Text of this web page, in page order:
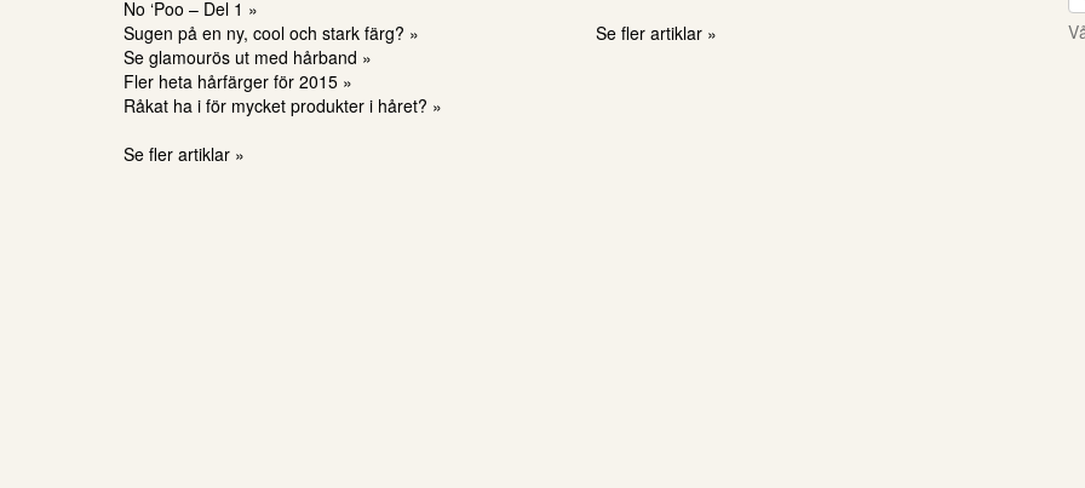
No ‘Poo – Del 1 »
Sugen på en ny, cool och stark färg? »
Se glamourös ut med hårband »
Fler heta hårfärger för 2015 »
Råkat ha i för mycket produkter i håret? »
Se fler artiklar »
Se fler artiklar »